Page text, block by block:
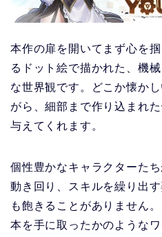
本作の扉を開いてまず心を
るドット絵で描かれた、機
な世界観です。どこか懐か
がら、細部まで作り込まれ
与えてくれます。
個性豊かなキャラクターた
動き回り、スキルを繰り出
も飽きることがありません
本を手に取ったかのような